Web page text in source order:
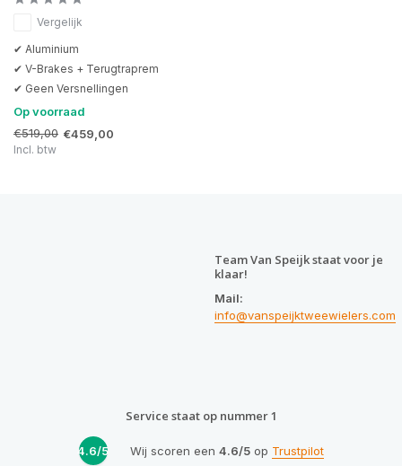
Vergelijk
✔ Aluminium
✔ V-Brakes + Terugtraprem
✔ Geen Versnellingen
Op voorraad
€519,00 €459,00
Incl. btw
Team Van Speijk staat voor je
klaar!
Mail:
info@vanspeijktweewielers.com
Service staat op nummer 1
4.6/5 Wij scoren een 4.6/5op Trustpilot